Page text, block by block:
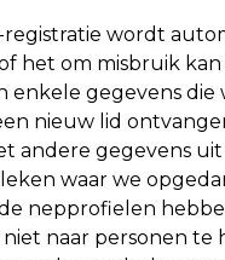
registratie wordt
het om misbruik kan
enkele gegevens die
nieuw lid
andere gegevens uit
waar we
nepprofielen
naar personen te